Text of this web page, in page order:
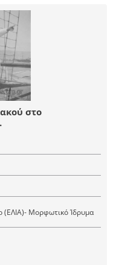
στο
(ΕΛΙΑ)- Μορφωτικό Ίδρυμα